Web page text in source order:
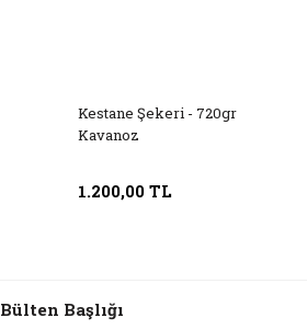
Kestane Şekeri - 720gr
Kavanoz
1.200,00 TL
Bülten Başlığı